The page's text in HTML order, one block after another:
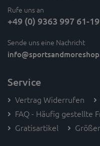
Rufe uns an
+49 (0) 9363 997 61-19
Sende uns eine Nachricht
info
Service
Vertrag Widerrufen
FAQ - Häufig gestellte
Gratisartikel